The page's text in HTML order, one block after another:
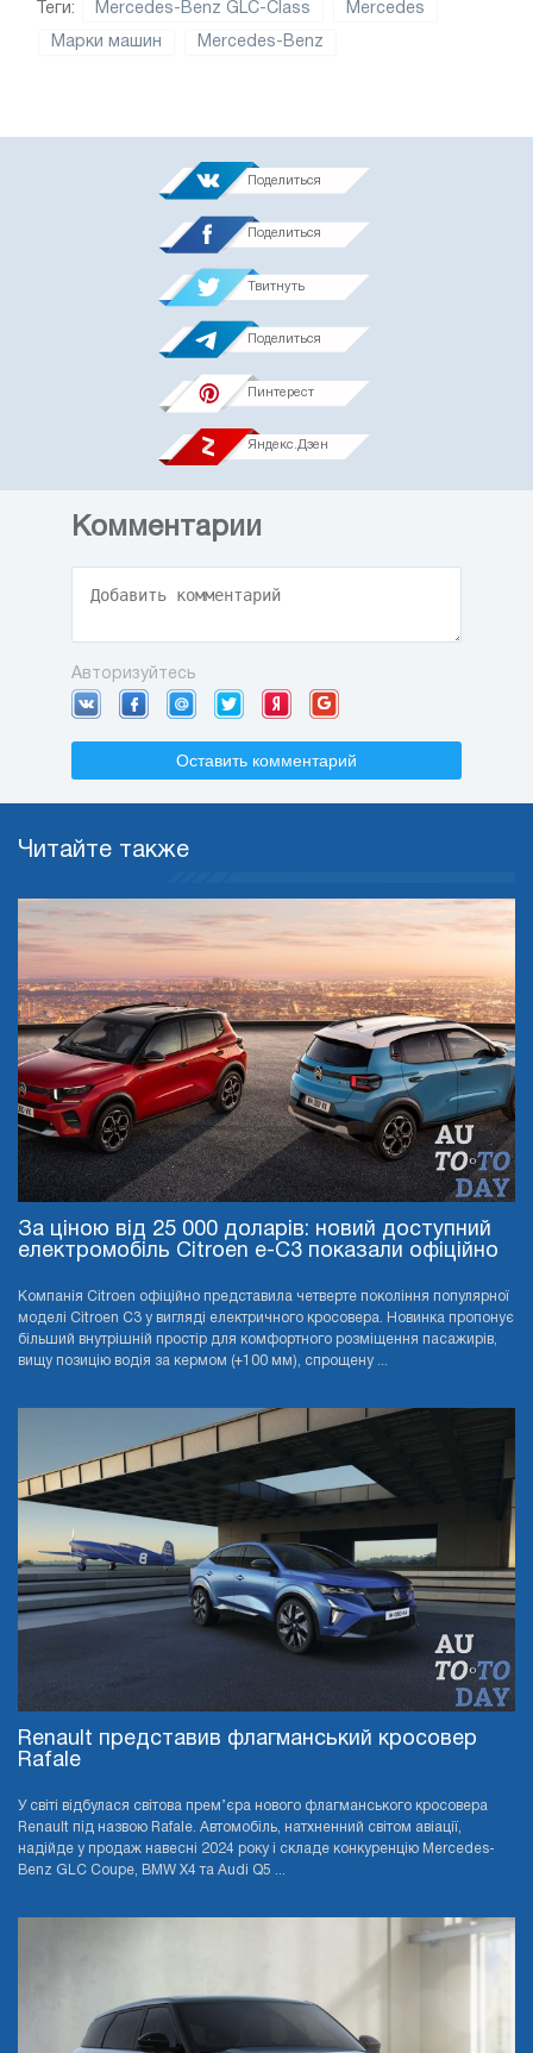
Теги: Mercedes-Benz GLC-Class Mercedes
Марки машин Mercedes-Benz
Поделиться
Поделиться
Твитнуть
Поделиться
Пинтерест
Яндекс.Дзен
Комментарии
Авторизуйтесь
Оставить комментарий
Читайте также
За ціною від 25 000 доларів: новий доступний
електромобіль Citroen e-C3 показали офіційно
Компанія Citroen офіційно представила четверте покоління популярної
моделі Citroen C3 у вигляді електричного кросовера. Новинка пропонує
більший внутрішній простір для комфортного розміщення пасажирів,
вищу позицію водія за кермом (+100 мм), спрощену ...
Renault представив флагманський кросовер
Rafale
У світі відбулася світова прем’єра нового флагманського кросовера
Renault під назвою Rafale. Автомобіль, натхненний світом авіації,
надійде у продаж навесні 2024 року і складе конкуренцію Mercedes-
Benz GLC Coupe, BMW X4 та Audi Q5 ...